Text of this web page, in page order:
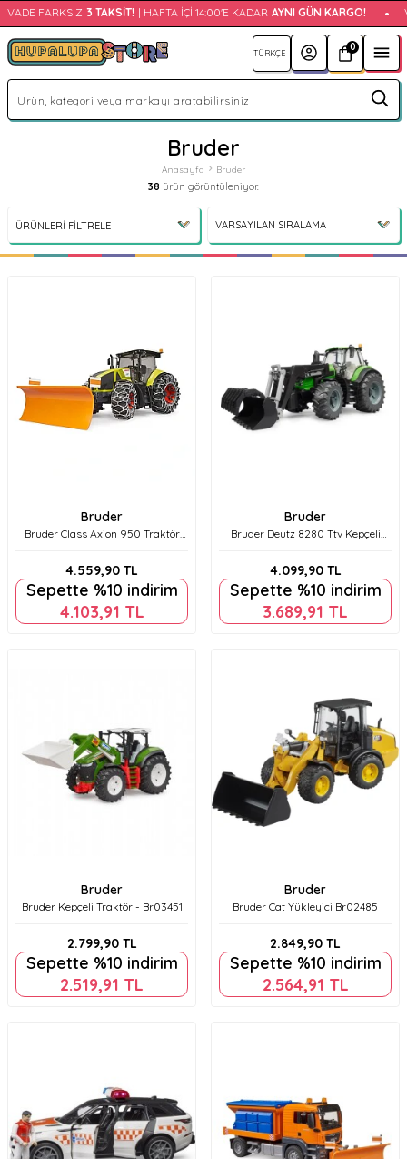
FARKSIZ 3 TAKSIT! | HAFTA İÇI 14:00'E KADAR AYNI GÜN KARGO! •
0
Bruder
Anasayfa Bruder
38 ürün görüntüleniyor.
ÜRÜNLERI FILTRELE
Bruder
Bruder Class Axion 950 Traktör
Br03018
4.559,90 TL
Sepette %10 indirim
4.103,91 TL
Bruder
Bruder Deutz 8280 Ttv Kepçeli
4.099,90TL
Sepette %10 indirim
3.689,91 TL
Bruder
Bruder Kepçeli Traktör - Br03451
2.799,90TL
Sepette %10 indirim
2.519,91 TL
Bruder
Bruder Cat Yükleyici Br02485
2.849,90 TL
Sepette %10 indirim
2.564,91 TL